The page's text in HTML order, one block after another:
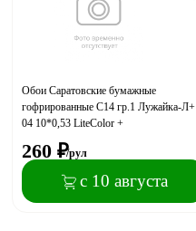
Обои Саратовские бумажные
гофрированные С14 гр.1 Лужайка-Л+
04 10*0,53 LiteColor +
260 ₽/рул
с 10 августа